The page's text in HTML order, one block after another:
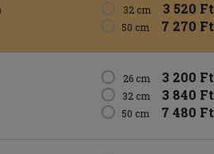
32 cm 3 520 Ft
50 cm 7 270 Ft
26 cm 3 200 Ft
32 cm 3 840 Ft
50 cm 7 480 Ft